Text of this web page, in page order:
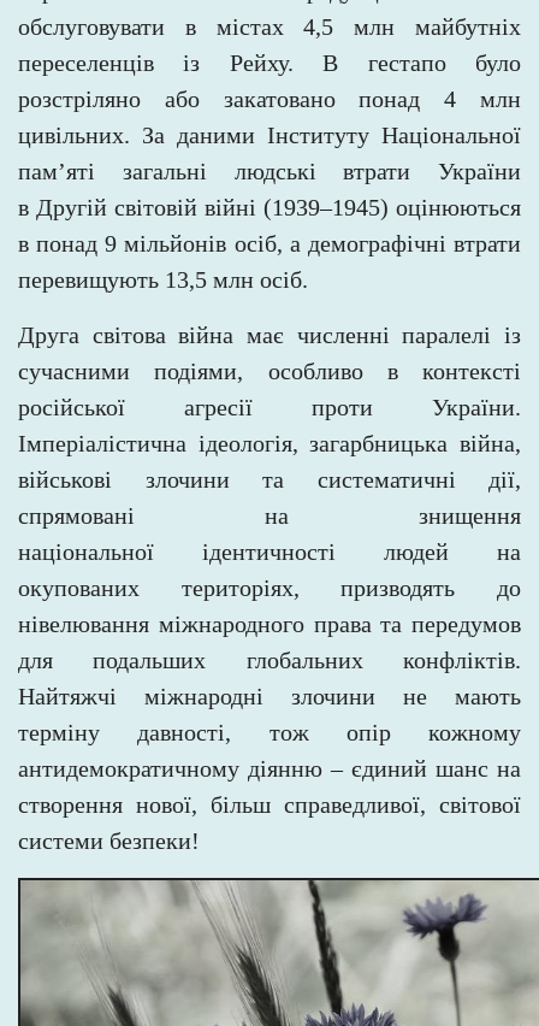
обслуговувати в містах 4,5 млн майбутніх
переселенців із Рейху. В гестапо було
розстріляно або
закатовано понад 4 млн
цивільних. За даними Інституту Національної
пам’яті загальні людські втрати України
в Другій світовій війні (1939–1945) оцінюються
в понад 9 мільйонів осіб, а демографічні втрати
перевищують 13,5 млн осіб.
Друга світова війна має численні паралелі із
сучасними подіями, особливо в контексті
російської агресії проти України.
Імперіалістична ідеологія, загарбницька війна,
військові злочини та систематичні дії,
спрямовані на знищення
національної
ідентичності людей на
окупованих територіях, призводять до
нівелювання міжнародного права та передумов
для
подальших глобальних конфліктів.
Найтяжчі міжнародні злочини не мають
терміну давності, тож опір кожному
антидемократичному діянню – єдиний шанс на
створення нової, більш справедливої, світової
системи безпеки!